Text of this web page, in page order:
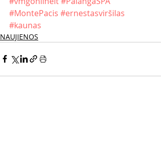
#MontePacis #ernestasviršilas
#kaunas
NAUJIENOS